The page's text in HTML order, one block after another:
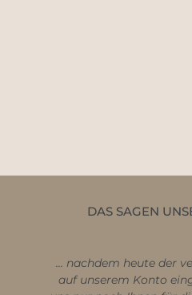
DAS SAGEN
heute der vereinbarte Kaufpreis
Konto eingegangen ist, bleibt